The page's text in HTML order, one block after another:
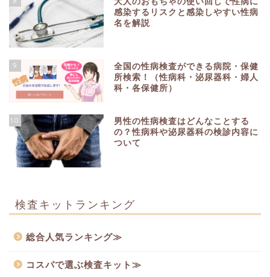
感染するリスクと感染しやすい性病
名を解説
9
全国の性病検査ができる病院・保健
所検索！（性病科・泌尿器科・婦人
科・各保健所）
10
男性の性病検査はどんなことする
の？性病科や泌尿器科の検診内容に
ついて
検査キットランキング
総合人気ランキング≫
コスパで選ぶ検査キット≫